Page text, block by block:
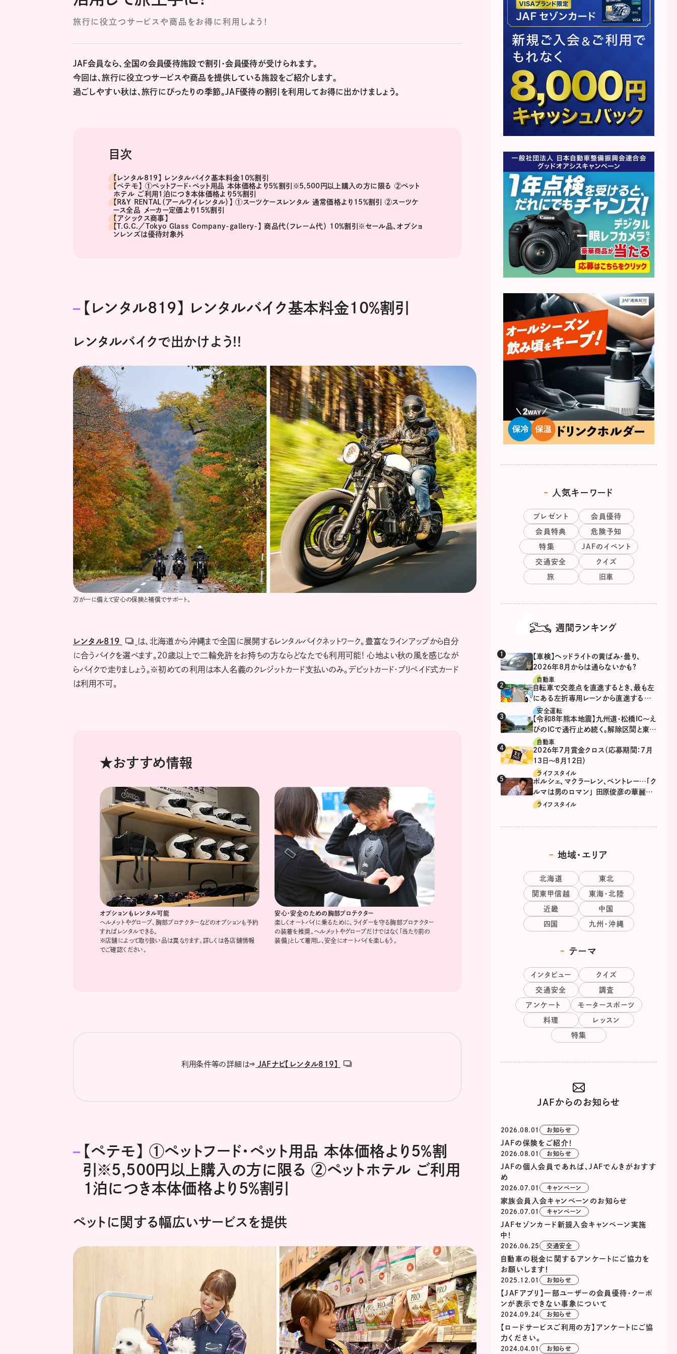
旅行に役立つサービスや商品をお得に利用しよう！
JAF会員なら、全国の会員優待施設で割引・会員優待が受けられます。
今回は、旅行に役立つサービスや商品を提供している施設をご紹介します。
過ごしやすい秋は、旅行にぴったりの季節。JAF優待の割引を利用してお得に出かけましょう。
目次
【レンタル819】 レンタルバイク基本料金10％割引
【ペテモ】 ①ペットフード・ペット用品 本体価格より5％割引※5,500円以上購入の方に限る ②ペット
ホテル ご利用1泊につき本体価格より5％割引
【R&Y RENTAL（アールワイレンタル）】 ①スーツケースレンタル 通常価格より15％割引 ②スーツケ
ース全品 メーカー定価より15％割引
【アシックス商事】
【T.G.C.／Tokyo Glass Company-gallery-】 商品代（フレーム代） 10％割引※セール品、オプショ
ンレンズは優待対象外
【レンタル819】 レンタルバイク基本料金10％割引
レンタルバイクで出かけよう!!
万が一に備えて安心の保険と補償でサポート。
レンタル819
は、北海道から沖縄まで全国に展開するレンタルバイクネットワーク。豊富なラインアップから自分
に合うバイクを選べます。20歳以上で二輪免許をお持ちの方ならどなたでも利用可能! 心地よい秋の風を感じなが
らバイクで走りましょう。※初めての利用は本人名義のクレジットカード支払いのみ。デビットカード・プリペイド式カード
は利用不可。
★おすすめ情報
オプションもレンタル可能
ヘルメットやグローブ、胸部プロテクターなどのオプションも予約
すればレンタルできる。
※店舗によって取り扱い品は異なります。詳しくは各店舗情報
でご確認ください。
安心･安全のための胸部プロテクター
楽しくオートバイに乗るために、ライダーを守る胸部プロテクター
の装着を推奨。ヘルメットやグローブだけではなく「当たり前の
装備」として着用し、安全にオートバイを楽しもう。
利用条件等の詳細は⇒ JAFナビ【レンタル819】
【ペテモ】 ①ペットフード・ペット用品 本体価格より5％割
引※5,500円以上購入の方に限る ②ペットホテル ご利用
1泊につき本体価格より5％割引
ペットに関する幅広いサービスを提供
人気キーワード
プレゼント 会員優待
会員特典 危険予知
特集 JAFのイベント
交通安全 クイズ
旅 旧車
週間ランキング
【車検】ヘッドライトの黄ばみ・曇り、
2026年8月からは通らないかも?
自動車
自転車で交差点を直進するとき、最も左
にある左折専用レーンから直進するの
は、違反？
安全運転
【令和8年熊本地震】九州道・松橋IC～え
びのICで通行止め続く。解除区間と東九
州道の迂回ルート
自動車
2026年7月賞金クロス（応募期間：7月
13日～8月12日）
ライフスタイル
ポルシェ、マクラーレン、ベントレー…「ク
ルマは男のロマン」 田原俊彦の華麗な
る愛車遍歴
ライフスタイル
地域・エリア
北海道 東北
関東甲信越 東海・北陸
近畿 中国
四国 九州・沖縄
テーマ
インタビュー クイズ
交通安全 調査
アンケート モータースポーツ
料理 レッスン
特集
JAFからのお知らせ
2026.08.01 お知らせ
JAFの保険をご紹介！
2026.08.01 お知らせ
JAFの個人会員であれば、JAFでんきがおすす
め
2026.07.01 キャンペーン
家族会員入会キャンペーンのお知らせ
2026.07.01 キャンペーン
JAFセゾンカード新規入会キャンペーン実施
中！
2026.06.25 交通安全
自動車の税金に関するアンケートにご協力を
お願いします！
2025.12.01 お知らせ
【JAFアプリ】一部ユーザーの会員優待・クーポ
ンが表示できない事象について
2024.09.24 お知らせ
【ロードサービスご利用の方】アンケートにご協
力ください。
2024.04.01 お知らせ